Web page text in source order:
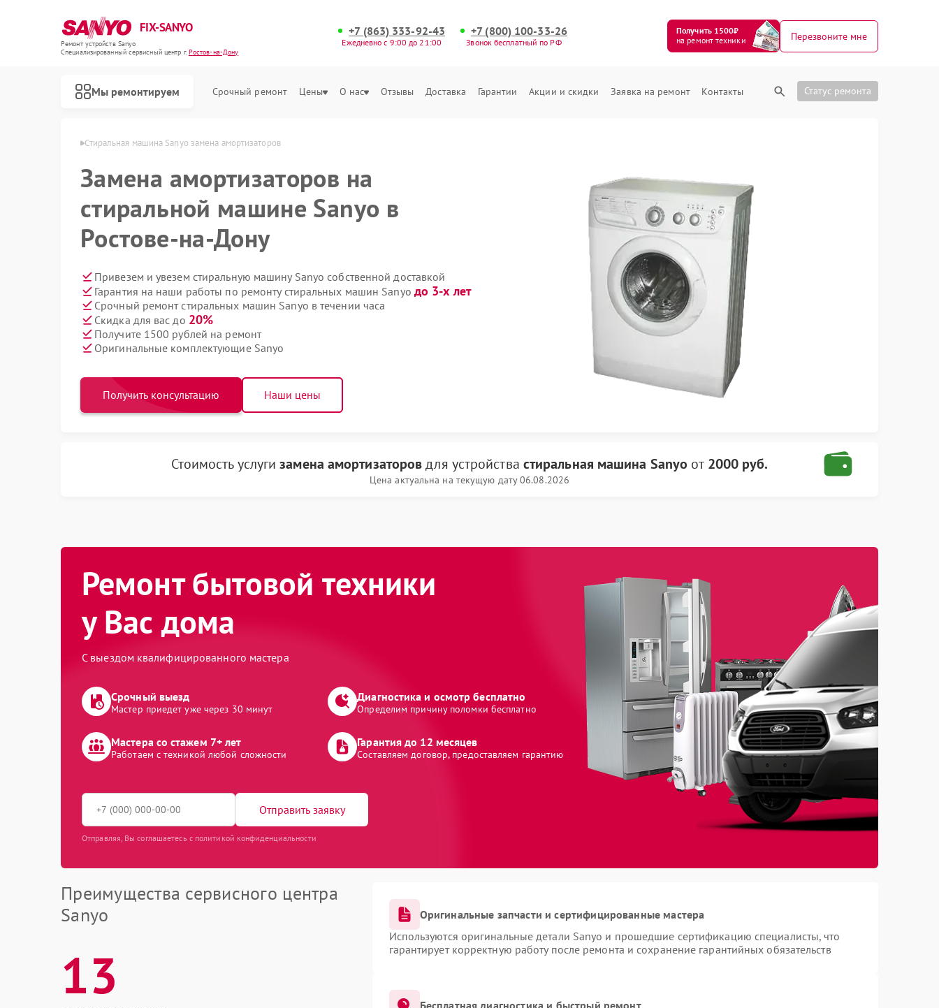
FIX-SANYO
Ремонт устройств Sanyo
Специализированный cервисный центр г.Ростов-на-Дону
+7 (863) 333-92-43
Ежедневно с 9:00 до 21:00
+7 (800) 100-33-26
Звонок бесплатный по РФ
Получить 1500₽
на ремонт техники
Перезвоните мне
Мы ремонтируем Срочный ремонт Цены О нас Отзывы Доставка Гарантии Акции и скидки Заявка на ремонт Контакты Статус ремонта
в Ростове-на-Дону Стиральная машина Sanyo замена амортизаторов
Замена амортизаторов на
стиральной машине Sanyo в
Ростове-на-Дону
Привезем и увезем стиральную машину Sanyo собственной доставкой
Гарантия на наши работы по ремонту стиральных машин Sanyo до 3-х лет
Срочный ремонт стиральных машин Sanyo в течении часа
Скидка для вас до 20%
Получите 1500 рублей на ремонт
Оригинальные комплектующие Sanyo
Получить консультацию Наши цены
Стоимость услугизамена амортизаторовдля устройства стиральная машина Sanyo от 2000 руб.
Цена актуальна на текущую дату 06.08.2026
Ремонт бытовой техники
у Вас дома
С выездом квалифицированного мастера
Срочный выезд
Мастер приедет уже через 30 минут
Диагностика и осмотр бесплатно
Определим причину поломки бесплатно
Мастера со стажем 7+ лет
Работаем с техникой любой сложности
Гарантия до 12 месяцев
Составляем договор, предоставляем гарантию
Отправить заявку
Отправляя, Вы соглашаетесь с политикой конфиденциальности
Преимущества сервисного центра
Sanyo
13
Оригинальные запчасти и сертифицированные мастера
Используются оригинальные детали Sanyo и прошедшие сертификацию специалисты, что
гарантирует корректную работу после ремонта и сохранение гарантийных обязательств
Бесплатная диагностика и быстрый ремонт